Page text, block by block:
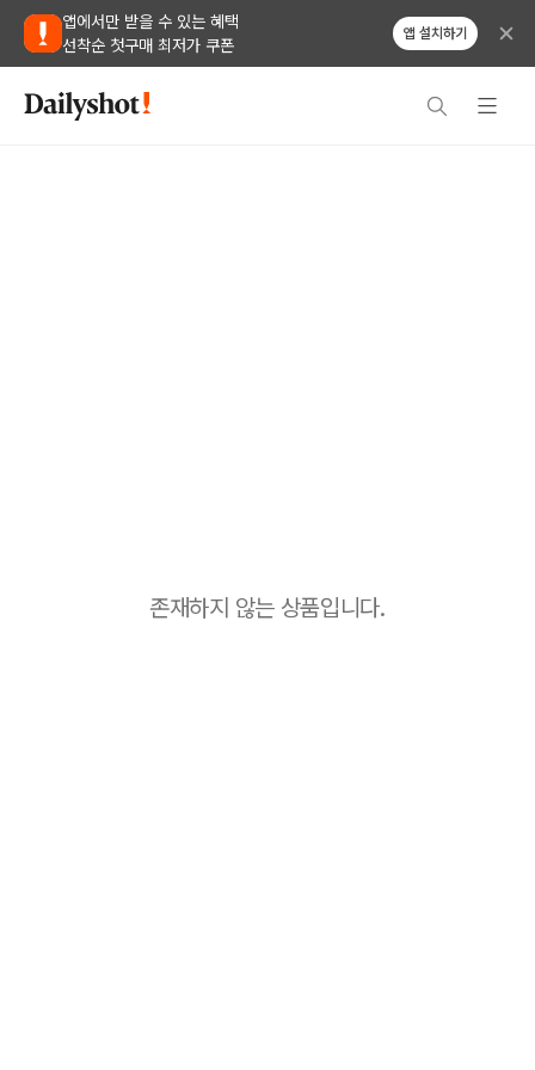
앱에서만 받을 수 있는 혜택
선착순 첫구매 최저가 쿠폰
앱 설치하기
존재하지 않는 상품입니다.